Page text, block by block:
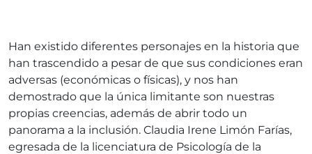
Han existido diferentes personajes en la historia que
han trascendido a pesar de que sus condiciones eran
adversas (económicas o físicas), y nos han
demostrado que la única limitante son nuestras
propias creencias, además de abrir todo un
panorama a la inclusión. Claudia Irene Limón Farías,
egresada de la licenciatura de Psicología de la